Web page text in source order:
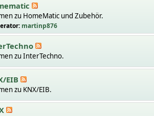
zu HomeMatic und Zubehör.
martinp876
zu InterTechno.
EIB
zu KNX/EIB.